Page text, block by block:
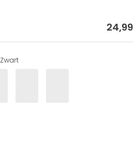
24,99
Zwart